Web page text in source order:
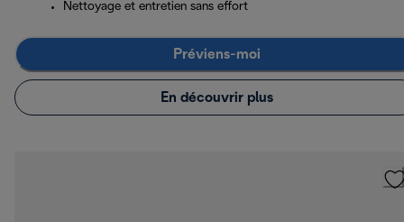
Nettoyage et entretien sans effort
Préviens-moi
En découvrir plus